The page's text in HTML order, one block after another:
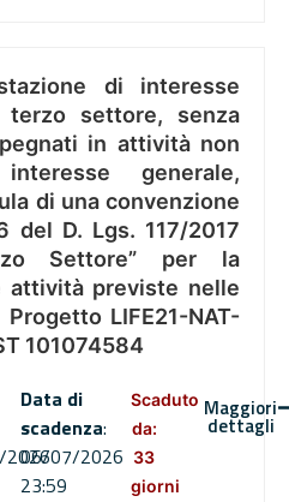
di interesse
settore, senza
in attività non
generale,
di una convenzione
del D. Lgs. 117/2017
Settore” per la
attività previste nelle
LIFE21-NAT-
101074584
Data di
scadenza:
06/07/2026
23:59
Scaduto
da:
33
giorni
Maggiori
dettagli